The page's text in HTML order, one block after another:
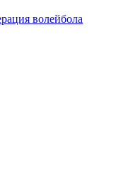
волейбола